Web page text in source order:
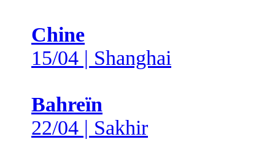
Chine
15/04 | Shanghai
Bahreïn
22/04 | Sakhir